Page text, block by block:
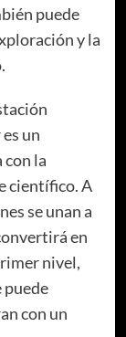
puede
y la
un
la
científico. A
se unan a
en
nivel,
puede
con un